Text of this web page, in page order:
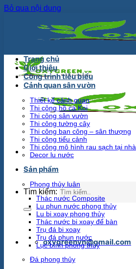
Bỏ qua nội dung
Tìm kiếm:
oxygreenvn@gmail.com
Trang chủ
Giới thiệu
Công trình tiêu biểu
Cảnh quan sân vườn
Thiết kế cảnh quan
Thi công hồ cá Koi
Thi công sân vườn
Thi công tường cây
Thi công ban công – sân thượng
Thi công tiểu cảnh
Thi công mô hình rau sạch tại nhà
Decor lu nước
Sản phẩm
Phong thủy luân
Thác nước Composite
Lu phun nước phong thủy
Lu bi xoay phong thủy
Thác nước bi xoay để bàn
Trụ đá bi xoay
Trụ đá phun nước
Lục bình phong thuỷ
Đá phong thủy